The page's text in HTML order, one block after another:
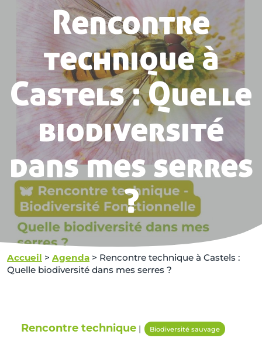
Rencontre
technique à
Castels : Quelle
biodiversité
dans mes serres
?
Accueil > Agenda > Rencontre technique à Castels :
Quelle biodiversité dans mes serres ?
Rencontre technique | Biodiversité sauvage